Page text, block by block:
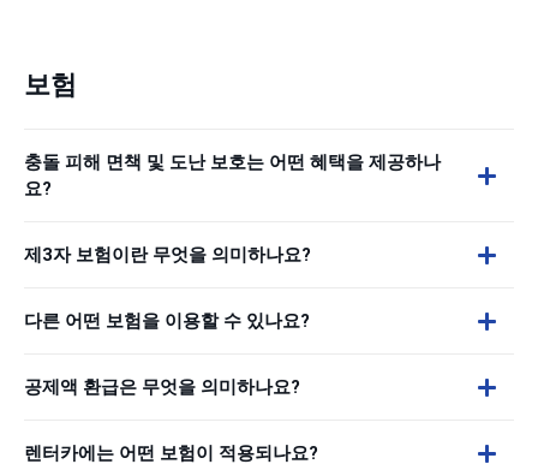
보험
충돌 피해 면책 및 도난 보호는 어떤 혜택을 제공하나
요?
제3자 보험이란 무엇을 의미하나요?
다른 어떤 보험을 이용할 수 있나요?
공제액 환급은 무엇을 의미하나요?
렌터카에는 어떤 보험이 적용되나요?